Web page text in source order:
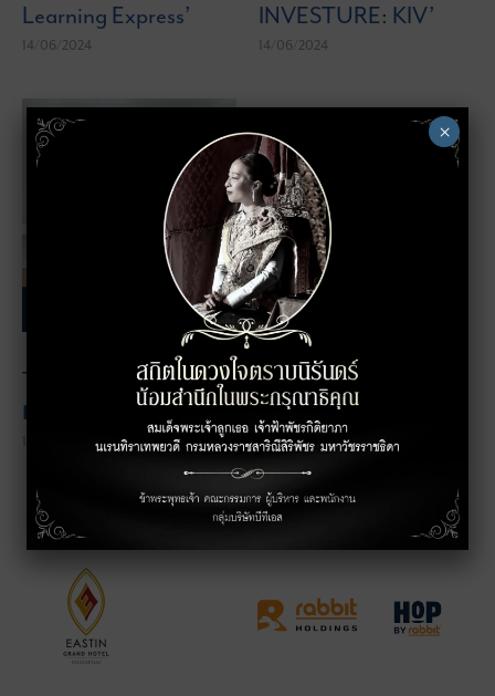
Learning Express’
14/06/2024
INVESTURE: KIV’
14/06/2024
The Unicorn ต้อนรับ
ผู้เช่าใหม่ Turtle 23
×